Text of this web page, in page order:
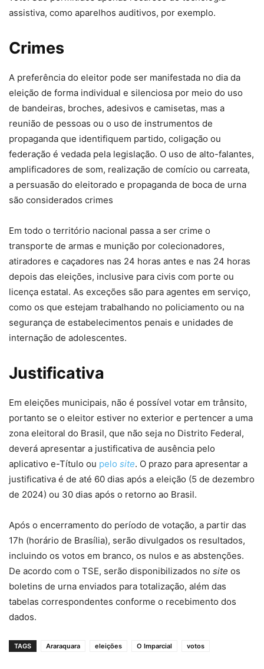
assistiva, como aparelhos auditivos, por exemplo.
Crimes
A preferência do eleitor pode ser manifestada no dia da
eleição de forma individual e silenciosa por meio do uso
de bandeiras, broches, adesivos e camisetas, mas a
reunião de pessoas ou o uso de instrumentos de
propaganda que identifiquem partido, coligação ou
federação é vedada pela legislação. O uso de alto-falantes,
amplificadores de som, realização de comício ou carreata,
a persuasão do eleitorado e propaganda de boca de urna
são considerados crimes
Em todo o território nacional passa a ser crime o
transporte de armas e munição por colecionadores,
atiradores e caçadores nas 24 horas antes e nas 24 horas
depois das eleições, inclusive para civis com porte ou
licença estatal. As exceções são para agentes em serviço,
como os que estejam trabalhando no policiamento ou na
segurança de estabelecimentos penais e unidades de
internação de adolescentes.
Justificativa
Em eleições municipais, não é possível votar em trânsito,
portanto se o eleitor estiver no exterior e pertencer a uma
zona eleitoral do Brasil, que não seja no Distrito Federal,
deverá apresentar a justificativa de ausência pelo
aplicativo e-Título ou pelo site. O prazo para apresentar a
justificativa é de até 60 dias após a eleição (5 de dezembro
de 2024) ou 30 dias após o retorno ao Brasil.
Após o encerramento do período de votação, a partir das
17h (horário de Brasília), serão divulgados os resultados,
incluindo os votos em branco, os nulos e as abstenções.
De acordo com o TSE, serão disponibilizados no site os
boletins de urna enviados para totalização, além das
tabelas correspondentes conforme o recebimento dos
dados.
TAGS Araraquara eleições O Imparcial votos